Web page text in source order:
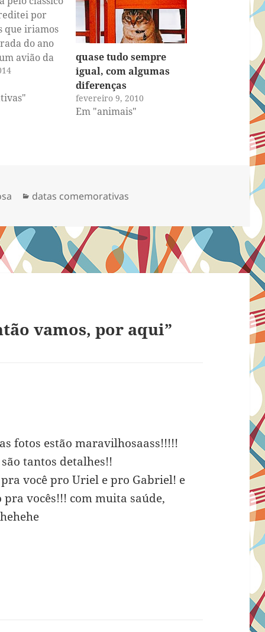
por
que iriamos
do ano
avião da
voo
quase tudo sempre
igual, com algumas
diferenças
fevereiro 9, 2010
Em "animais"
Categorias
datas comemorativas
vamos, por aqui”
fotos estão maravilhosaass!!!!!
tantos detalhes!!
você pro Uriel e pro Gabriel! e
vocês!!! com muita saúde,